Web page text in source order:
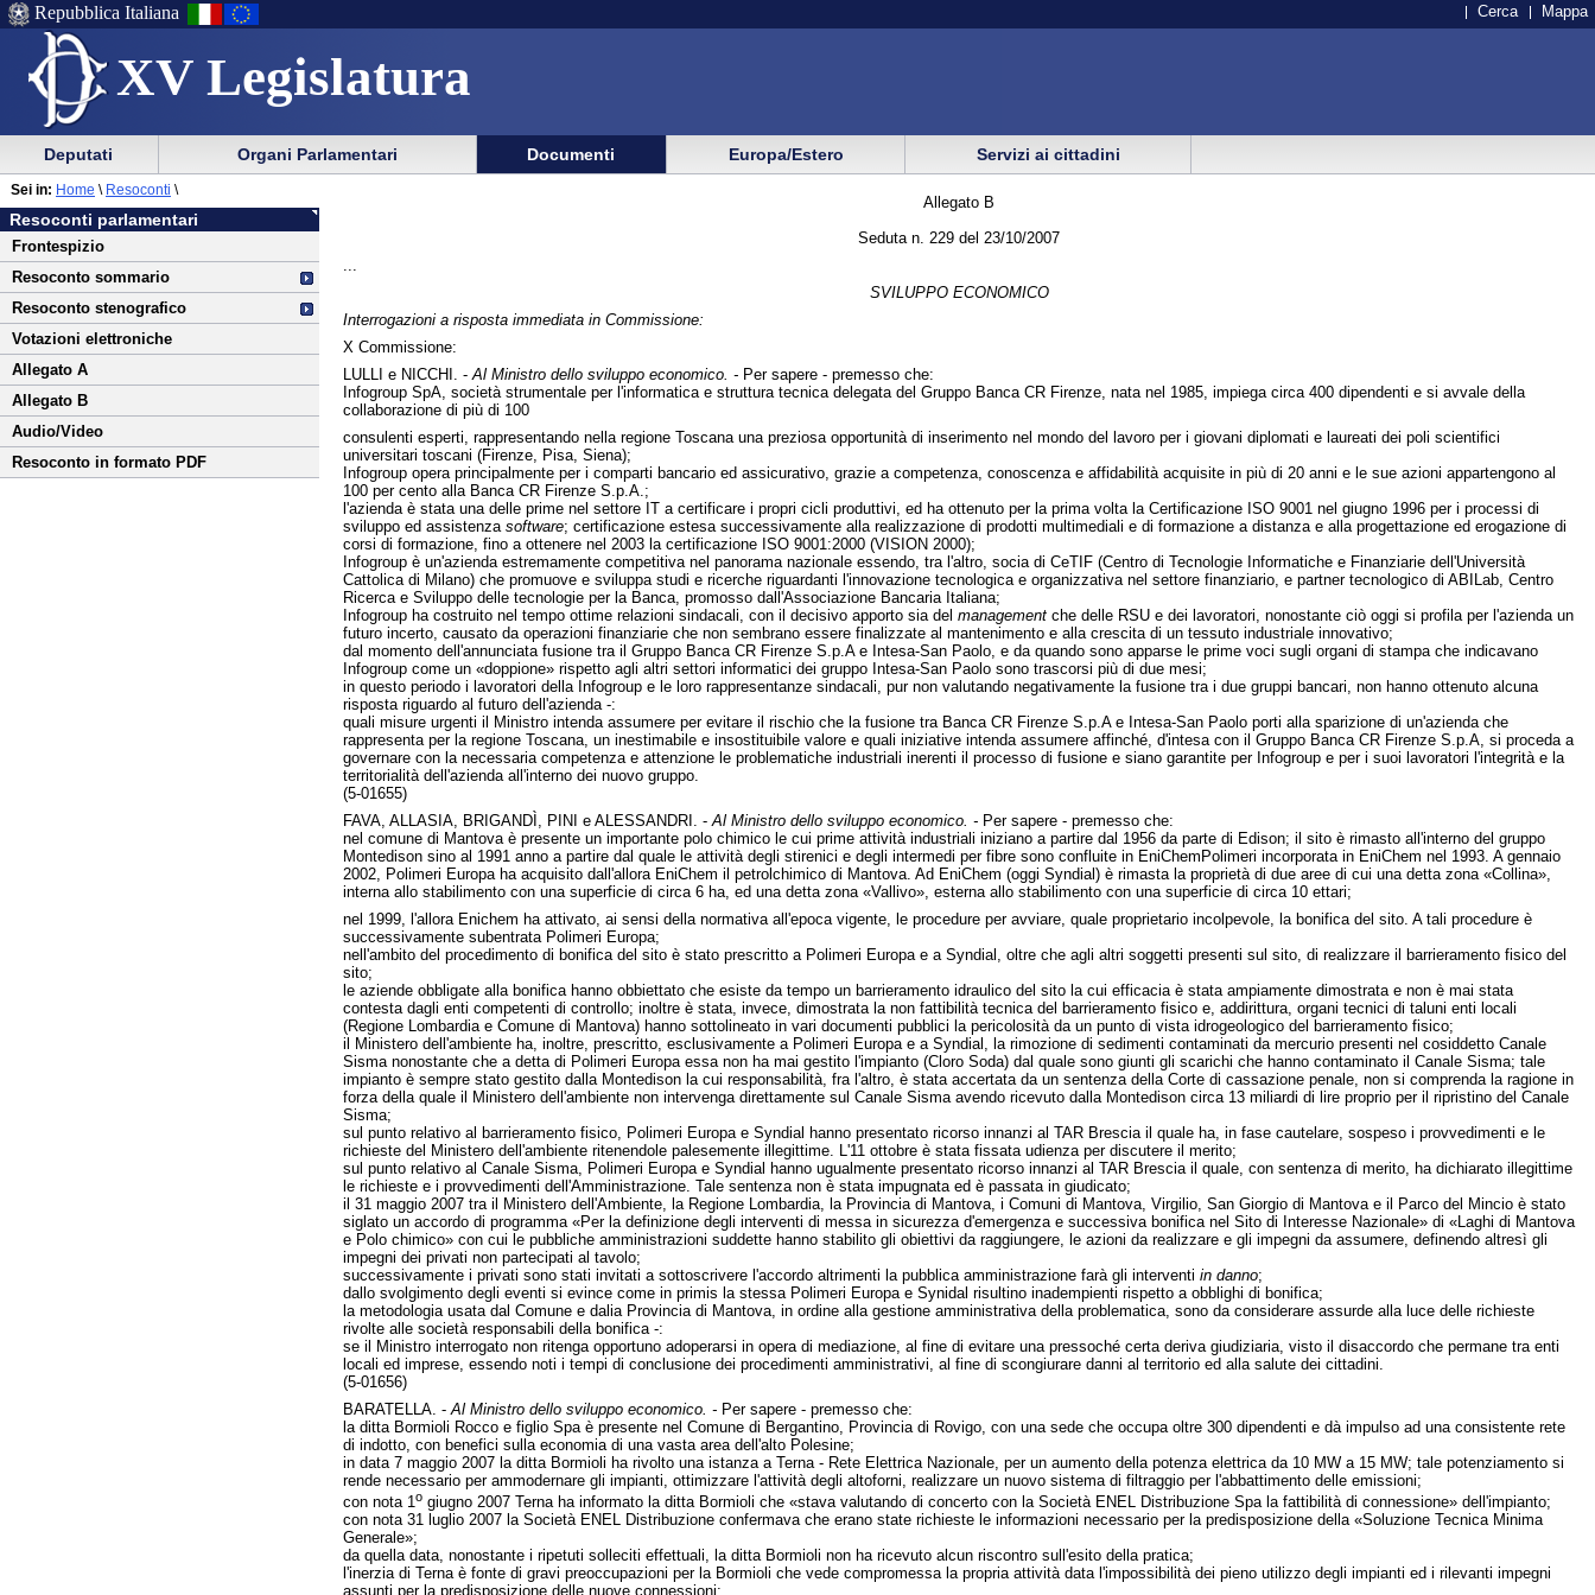
XV Legislatura
Menu
di
ausilio
alla
navigazione
Menu
di
navigazione
principale
Repubblica Italiana Cerca Mappa
Menu
di
navigazione
principale
menu
di
sezione
Deputati Organi Parlamentari Documenti Europa/Estero Servizi ai cittadini
Vai
al
contenuto
Resoconti parlamentari
Frontespizio
Resoconto sommario
Resoconto stenografico
Votazioni elettroniche
Allegato A
Allegato B
Audio/Video
Resoconto in formato PDF
Sei in: Home \ Resoconti \
Allegato B
Seduta n. 229 del 23/10/2007
SVILUPPO ECONOMICO
Interrogazioni a risposta immediata in Commissione:
X Commissione:
LULLI e NICCHI. - Al Ministro dello sviluppo economico. -Per sapere - premesso che:
Infogroup SpA, società strumentale per l'informatica e struttura tecnica delegata del Gruppo Banca CR Firenze, nata nel 1985, impiega circa 400 dipendenti e si avvale della
collaborazione di più di 100
consulenti esperti, rappresentando nella regione Toscana una preziosa opportunità di inserimento nel mondo del lavoro per i giovani diplomati e laureati dei poli scientifici
universitari toscani (Firenze, Pisa, Siena);
Infogroup opera principalmente per i comparti bancario ed assicurativo, grazie a competenza, conoscenza e affidabilità acquisite in più di 20 anni e le sue azioni appartengono al
100 per cento alla Banca CR Firenze S.p.A.;
l'azienda è stata una delle prime nel settore IT a certificare i propri cicli produttivi, ed ha ottenuto per la prima volta la Certificazione ISO 9001 nel giugno 1996 per i processi di
sviluppo ed assistenza software; certificazione estesa successivamente alla realizzazione di prodotti multimediali e di formazione a distanza e alla progettazione ed erogazione di
corsi di formazione, fino a ottenere nel 2003 la certificazione ISO 9001:2000 (VISION 2000);
Infogroup è un'azienda estremamente competitiva nel panorama nazionale essendo, tra l'altro, socia di CeTIF (Centro di Tecnologie Informatiche e Finanziarie dell'Università
Cattolica di Milano) che promuove e sviluppa studi e ricerche riguardanti l'innovazione tecnologica e organizzativa nel settore finanziario, e partner tecnologico di ABILab, Centro
Ricerca e Sviluppo delle tecnologie per la Banca, promosso dall'Associazione Bancaria Italiana;
Infogroup ha costruito nel tempo ottime relazioni sindacali, con il decisivo apporto sia del managementche delle RSU e dei lavoratori, nonostante ciò oggi si profila per l'azienda un
futuro incerto, causato da operazioni finanziarie che non sembrano essere finalizzate al mantenimento e alla crescita di un tessuto industriale innovativo;
dal momento dell'annunciata fusione tra il Gruppo Banca CR Firenze S.p.A e Intesa-San Paolo, e da quando sono apparse le prime voci sugli organi di stampa che indicavano
Infogroup come un «doppione» rispetto agli altri settori informatici dei gruppo Intesa-San Paolo sono trascorsi più di due mesi;
in questo periodo i lavoratori della Infogroup e le loro rappresentanze sindacali, pur non valutando negativamente la fusione tra i due gruppi bancari, non hanno ottenuto alcuna
risposta riguardo al futuro dell'azienda -:
quali misure urgenti il Ministro intenda assumere per evitare il rischio che la fusione tra Banca CR Firenze S.p.A e Intesa-San Paolo porti alla sparizione di un'azienda che
rappresenta per la regione Toscana, un inestimabile e insostituibile valore e quali iniziative intenda assumere affinché, d'intesa con il Gruppo Banca CR Firenze S.p.A, si proceda a
governare con la necessaria competenza e attenzione le problematiche industriali inerenti il processo di fusione e siano garantite per Infogroup e per i suoi lavoratori l'integrità e la
territorialità dell'azienda all'interno dei nuovo gruppo.
(5-01655)
FAVA, ALLASIA, BRIGANDÌ, PINI e ALESSANDRI. - Al Ministro dello sviluppo economico. -Per sapere - premesso che:
nel comune di Mantova è presente un importante polo chimico le cui prime attività industriali iniziano a partire dal 1956 da parte di Edison; il sito è rimasto all'interno del gruppo
Montedison sino al 1991 anno a partire dal quale le attività degli stirenici e degli intermedi per fibre sono confluite in EniChemPolimeri incorporata in EniChem nel 1993. A gennaio
2002, Polimeri Europa ha acquisito dall'allora EniChem il petrolchimico di Mantova. Ad EniChem (oggi Syndial) è rimasta la proprietà di due aree di cui una detta zona «Collina»,
interna allo stabilimento con una superficie di circa 6 ha, ed una detta zona «Vallivo», esterna allo stabilimento con una superficie di circa 10 ettari;
nel 1999, l'allora Enichem ha attivato, ai sensi della normativa all'epoca vigente, le procedure per avviare, quale proprietario incolpevole, la bonifica del sito. A tali procedure è
successivamente subentrata Polimeri Europa;
nell'ambito del procedimento di bonifica del sito è stato prescritto a Polimeri Europa e a Syndial, oltre che agli altri soggetti presenti sul sito, di realizzare il barrieramento fisico del
sito;
le aziende obbligate alla bonifica hanno obbiettato che esiste da tempo un barrieramento idraulico del sito la cui efficacia è stata ampiamente dimostrata e non è mai stata
contesta dagli enti competenti di controllo; inoltre è stata, invece, dimostrata la non fattibilità tecnica del barrieramento fisico e, addirittura, organi tecnici di taluni enti locali
(Regione Lombardia e Comune di Mantova) hanno sottolineato in vari documenti pubblici la pericolosità da un punto di vista idrogeologico del barrieramento fisico;
il Ministero dell'ambiente ha, inoltre, prescritto, esclusivamente a Polimeri Europa e a Syndial, la rimozione di sedimenti contaminati da mercurio presenti nel cosiddetto Canale
Sisma nonostante che a detta di Polimeri Europa essa non ha mai gestito l'impianto (Cloro Soda) dal quale sono giunti gli scarichi che hanno contaminato il Canale Sisma; tale
impianto è sempre stato gestito dalla Montedison la cui responsabilità, fra l'altro, è stata accertata da un sentenza della Corte di cassazione penale, non si comprenda la ragione in
forza della quale il Ministero dell'ambiente non intervenga direttamente sul Canale Sisma avendo ricevuto dalla Montedison circa 13 miliardi di lire proprio per il ripristino del Canale
Sisma;
sul punto relativo al barrieramento fisico, Polimeri Europa e Syndial hanno presentato ricorso innanzi al TAR Brescia il quale ha, in fase cautelare, sospeso i provvedimenti e le
richieste del Ministero dell'ambiente ritenendole palesemente illegittime. L'11 ottobre è stata fissata udienza per discutere il merito;
sul punto relativo al Canale Sisma, Polimeri Europa e Syndial hanno ugualmente presentato ricorso innanzi al TAR Brescia il quale, con sentenza di merito, ha dichiarato illegittime
le richieste e i provvedimenti dell'Amministrazione. Tale sentenza non è stata impugnata ed è passata in giudicato;
il 31 maggio 2007 tra il Ministero dell'Ambiente, la Regione Lombardia, la Provincia di Mantova, i Comuni di Mantova, Virgilio, San Giorgio di Mantova e il Parco del Mincio è stato
siglato un accordo di programma «Per la definizione degli interventi di messa in sicurezza d'emergenza e successiva bonifica nel Sito di Interesse Nazionale» di «Laghi di Mantova
e Polo chimico» con cui le pubbliche amministrazioni suddette hanno stabilito gli obiettivi da raggiungere, le azioni da realizzare e gli impegni da assumere, definendo altresì gli
impegni dei privati non partecipati al tavolo;
successivamente i privati sono stati invitati a sottoscrivere l'accordo altrimenti la pubblica amministrazione farà gli interventi in danno;
dallo svolgimento degli eventi si evince come in primis la stessa Polimeri Europa e Synidal risultino inadempienti rispetto a obblighi di bonifica;
la metodologia usata dal Comune e dalia Provincia di Mantova, in ordine alla gestione amministrativa della problematica, sono da considerare assurde alla luce delle richieste
rivolte alle società responsabili della bonifica -:
se il Ministro interrogato non ritenga opportuno adoperarsi in opera di mediazione, al fine di evitare una pressoché certa deriva giudiziaria, visto il disaccordo che permane tra enti
locali ed imprese, essendo noti i tempi di conclusione dei procedimenti amministrativi, al fine di scongiurare danni al territorio ed alla salute dei cittadini.
(5-01656)
BARATELLA. - Al Ministro dello sviluppo economico. -Per sapere - premesso che:
la ditta Bormioli Rocco e figlio Spa è presente nel Comune di Bergantino, Provincia di Rovigo, con una sede che occupa oltre 300 dipendenti e dà impulso ad una consistente rete
di indotto, con benefici sulla economia di una vasta area dell'alto Polesine;
in data 7 maggio 2007 la ditta Bormioli ha rivolto una istanza a Terna - Rete Elettrica Nazionale, per un aumento della potenza elettrica da 10 MW a 15 MW; tale potenziamento si
rende necessario per ammodernare gli impianti, ottimizzare l'attività degli altoforni, realizzare un nuovo sistema di filtraggio per l'abbattimento delle emissioni;
con nota 1 ogiugno 2007 Terna ha informato la ditta Bormioli che «stava valutando di concerto con la Società ENEL Distribuzione Spa la fattibilità di connessione» dell'impianto;
con nota 31 luglio 2007 la Società ENEL Distribuzione confermava che erano state richieste le informazioni necessario per la predisposizione della «Soluzione Tecnica Minima
Generale»;
da quella data, nonostante i ripetuti solleciti effettuali, la ditta Bormioli non ha ricevuto alcun riscontro sull'esito della pratica;
l'inerzia di Terna è fonte di gravi preoccupazioni per la Bormioli che vede compromessa la propria attività data l'impossibilità dei pieno utilizzo degli impianti ed i rilevanti impegni
assunti per la predisposizione delle nuove connessioni;